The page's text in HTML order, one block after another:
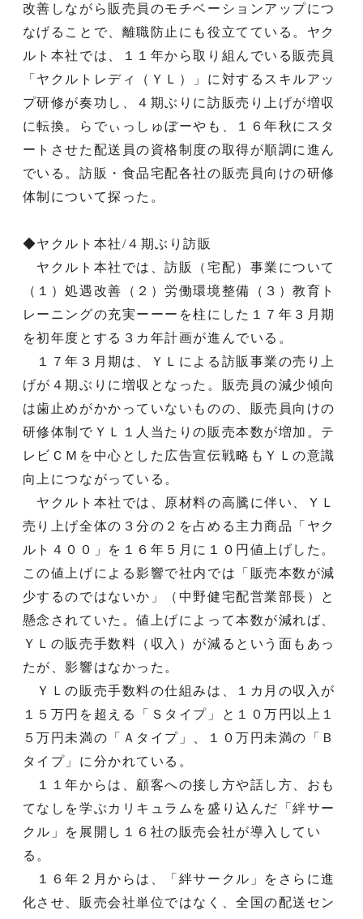
改善しながら販売員のモチベーションアップにつ
なげることで、離職防止にも役立てている。ヤク
ルト本社では、１１年から取り組んでいる販売員
「ヤクルトレディ（ＹＬ）」に対するスキルアッ
プ研修が奏功し、４期ぶりに訪販売り上げが増収
に転換。らでぃっしゅぼーやも、１６年秋にスタ
ートさせた配送員の資格制度の取得が順調に進ん
でいる。訪販・食品宅配各社の販売員向けの研修
体制について探った。
◆ヤクルト本社/４期ぶり訪販
ヤクルト本社では、訪販（宅配）事業について
（１）処遇改善（２）労働環境整備（３）教育ト
レーニングの充実ーーーを柱にした１７年３月期
を初年度とする３カ年計画が進んでいる。
１７年３月期は、ＹＬによる訪販事業の売り上
げが４期ぶりに増収となった。販売員の減少傾向
は歯止めがかかっていないものの、販売員向けの
研修体制でＹＬ１人当たりの販売本数が増加。テ
レビＣＭを中心とした広告宣伝戦略もＹＬの意識
向上につながっている。
ヤクルト本社では、原材料の高騰に伴い、ＹＬ
売り上げ全体の３分の２を占める主力商品「ヤク
ルト４００」を１６年５月に１０円値上げした。
この値上げによる影響で社内では「販売本数が減
少するのではないか」（中野健宅配営業部長）と
懸念されていた。値上げによって本数が減れば、
ＹＬの販売手数料（収入）が減るという面もあっ
たが、影響はなかった。
ＹＬの販売手数料の仕組みは、１カ月の収入が
１５万円を超える「Ｓタイプ」と１０万円以上１
５万円未満の「Ａタイプ」、１０万円未満の「Ｂ
タイプ」に分かれている。
１１年からは、顧客への接し方や話し方、おも
てなしを学ぶカリキュラムを盛り込んだ「絆サー
クル」を展開し１６社の販売会社が導入してい
る。
１６年２月からは、「絆サークル」をさらに進
化させ、販売会社単位ではなく、全国の配送セン